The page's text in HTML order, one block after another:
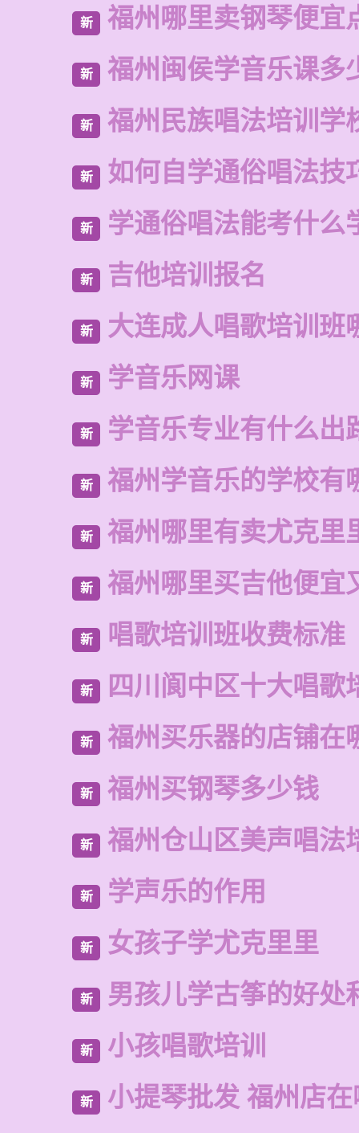
新 福州哪里卖钢琴便宜
新 福州闽侯学音乐课多
新 福州民族唱法培训学
新 如何自学通俗唱法技
新 学通俗唱法能考什么
新 吉他培训报名
新 大连成人唱歌培训班
新 学音乐网课
新 学音乐专业有什么出
新 福州学音乐的学校有
新 福州哪里有卖尤克里
新 福州哪里买吉他便宜
新 唱歌培训班收费标准
新 四川阆中区十大唱歌
新 福州买乐器的店铺在
新 福州买钢琴多少钱
新 福州仓山区美声唱法
新 学声乐的作用
新 女孩子学尤克里里
新 男孩儿学古筝的好处
新 小孩唱歌培训
新 小提琴批发 福州店